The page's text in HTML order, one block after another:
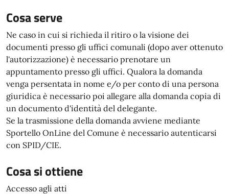
Cosa serve
Ne caso in cui si richieda il ritiro o la visione dei
documenti presso gli uffici comunali (dopo aver ottenuto
l'autorizzazione) è necessario prenotare un
appuntamento presso gli uffici. Qualora la domanda
venga persentata in nome e/o per conto di una persona
giuridica è necessario poi allegare alla domanda copia di
un documento d'identità del delegante.
Se la trasmissione della domanda avviene mediante
Sportello OnLine del Comune è necessario autenticarsi
con SPID/CIE.
Cosa si ottiene
Accesso agli atti